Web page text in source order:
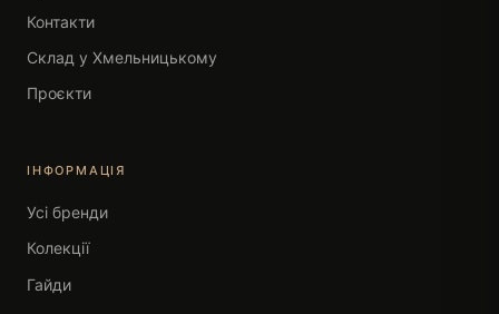
Контакти
Склад у Хмельницькому
Проєкти
ІНФОРМАЦІЯ
Усі бренди
Колекції
Гайди